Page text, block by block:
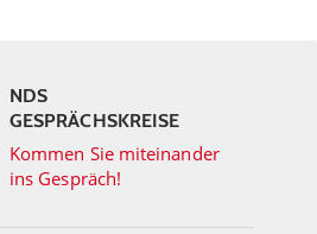
NDS
GESPRÄCHSKREISE
Kommen Sie miteinander
ins Gespräch!